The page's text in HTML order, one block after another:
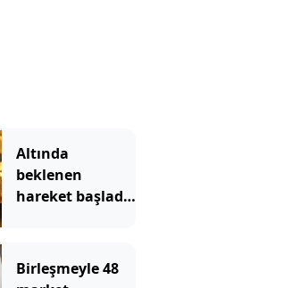
Altında
beklenen
hareket başladı!
Birleşmeyle 48